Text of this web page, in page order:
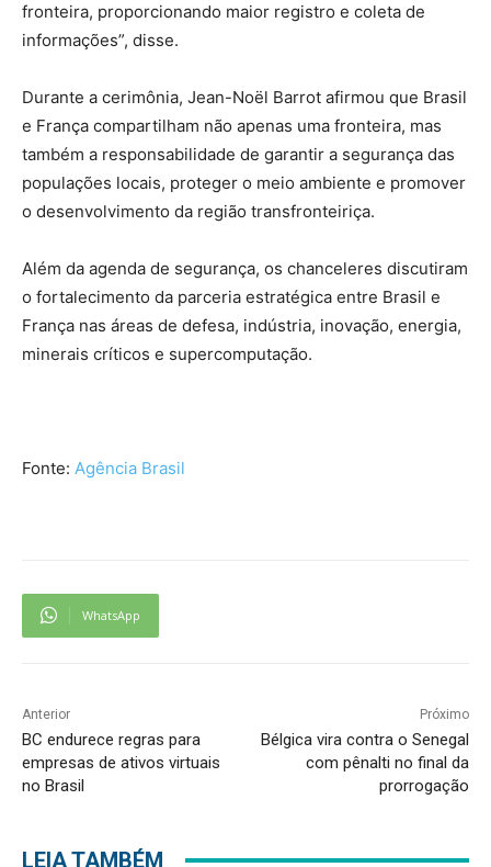
fronteira, proporcionando maior registro e coleta de
informações”, disse.
Durante a cerimônia, Jean-Noël Barrot afirmou que Brasil
e França compartilham não apenas uma fronteira, mas
também a responsabilidade de garantir a segurança das
populações locais, proteger o meio ambiente e promover
o desenvolvimento da região transfronteiriça.
Além da agenda de segurança, os chanceleres discutiram
o fortalecimento da parceria estratégica entre Brasil e
França nas áreas de defesa, indústria, inovação, energia,
minerais críticos e supercomputação.
Fonte: Agência Brasil
WhatsApp
Anterior
BC endurece regras para
empresas de ativos virtuais
no Brasil
Próximo
Bélgica vira contra o Senegal
com pênalti no final da
prorrogação
LEIA TAMBÉM